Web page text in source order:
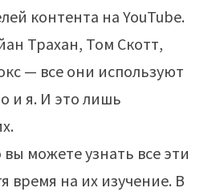
контента на YouTube.
Трахан, Том Скотт,
— все они используют
и я. И это лишь
можете узнать все эти
время на их изучение. В